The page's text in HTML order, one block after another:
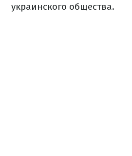
украинского общества.